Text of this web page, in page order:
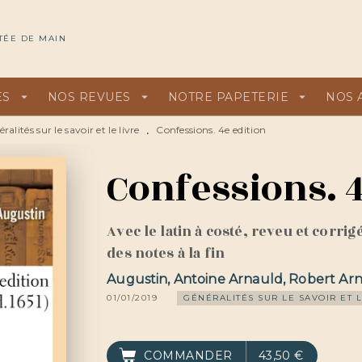
DE MAIN
arrow_drop_down NOS REVUES arrow_drop_down NOTRE PAPETERIE arrow_drop_down NOS
sur le savoir et le livre • Confessions. 4e edition
Confessions.
Avec le latin à costé, reveu et
des notes à la fin
Augustin, Antoine Arnauld, Robert
01/01/2019 GÉNÉRALITÉS SUR LE SAVOIR ET
COMMANDER 43,50 €